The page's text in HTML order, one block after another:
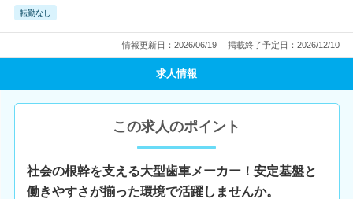
転勤なし
情報更新日：2026/06/19 掲載終了予定日：2026/12/10
求人情報
この求人のポイント
社会の根幹を支える大型歯車メーカー！安定基盤と
働きやすさが揃った環境で活躍しませんか。